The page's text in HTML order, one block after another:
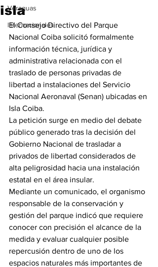
Veraguas
Internacionales
isla
El Consejo Directivo del Parque
Nacional Coiba solicitó formalmente
información técnica, jurídica y
administrativa relacionada con el
traslado de personas privadas de
libertad a instalaciones del Servicio
Nacional Aeronaval (Senan) ubicadas en
Isla Coiba.
La petición surge en medio del debate
público generado tras la decisión del
Gobierno Nacional de trasladar a
privados de libertad considerados de
alta peligrosidad hacia una instalación
estatal en el área insular.
Mediante un comunicado, el organismo
responsable de la conservación y
gestión del parque indicó que requiere
conocer con precisión el alcance de la
medida y evaluar cualquier posible
repercusión dentro de uno de los
espacios naturales más importantes de